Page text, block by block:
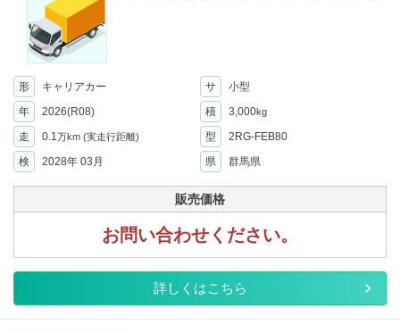
形 キャリアカー サ
小型
年
2026(R08) 積 3,000kg
走 0.1万km (実走行距離) 型
2RG-FEB80
検
2028年 03月 県 群馬県
販売価格
お問い合わせください。
詳しくはこちら